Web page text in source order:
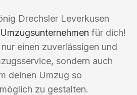
Drechsler Leverkusen
Umzugsunternehmen für dich!
einen zuverlässigen und
sondern auch
deinen Umzug so
zu gestalten.